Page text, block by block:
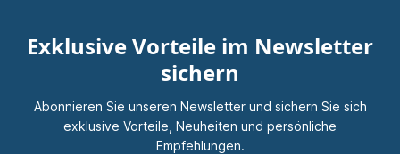
Exklusive Vorteile im Newsletter
sichern
Abonnieren Sie unseren Newsletter und sichern Sie sich
exklusive Vorteile, Neuheiten und persönliche
Empfehlungen.